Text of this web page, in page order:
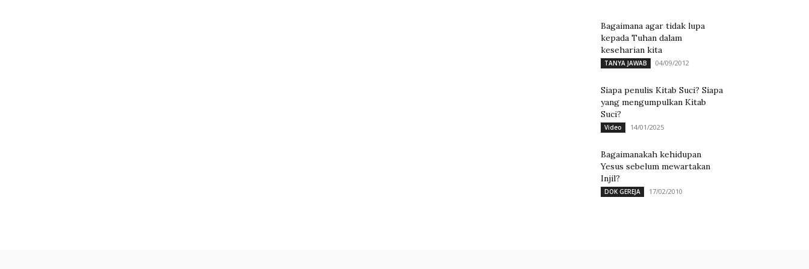
Bagaimana agar tidak lupa
kepada Tuhan dalam
keseharian kita
TANYA JAWAB 04/09/2012
Siapa penulis Kitab Suci? Siapa
yang mengumpulkan Kitab
Suci?
Video 14/01/2025
Bagaimanakah kehidupan
Yesus sebelum mewartakan
Injil?
DOK GEREJA 17/02/2010